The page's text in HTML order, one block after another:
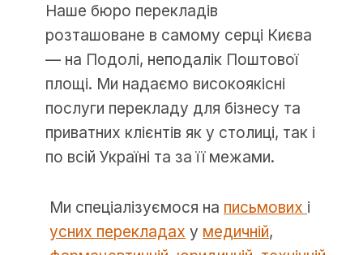
Наше бюро перекладів
розташоване в самому серці Києва
— на Подолі, неподалік Поштової
площі. Ми надаємо високоякісні
послуги перекладу для бізнесу та
приватних клієнтів як у столиці, так і
по всій Україні та за її межами.
Ми спеціалізуємося на письмових і
усних перекладах у медичній,